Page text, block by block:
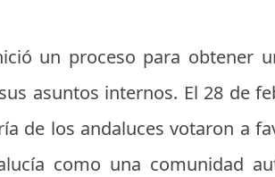
un proceso para obtener
asuntos internos. El 28 de
de los andaluces votaron a
como una comunidad